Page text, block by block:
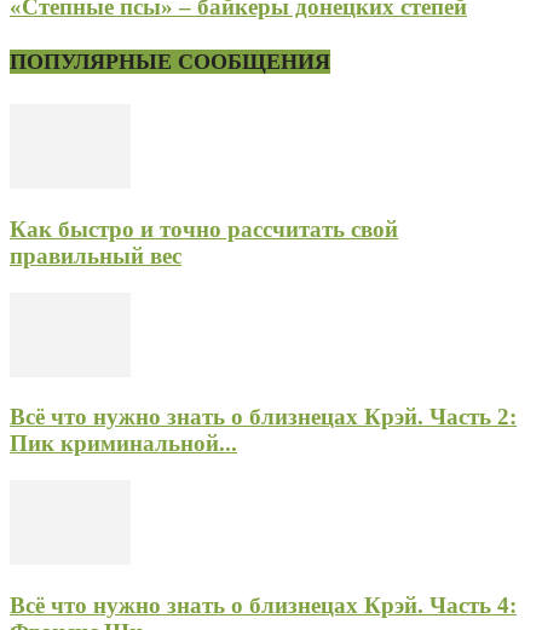
«Степные псы» – байкеры донецких степей
ПОПУЛЯРНЫЕ СООБЩЕНИЯ
Как быстро и точно рассчитать свой
правильный вес
Всё что нужно знать о близнецах Крэй. Часть 2:
Пик криминальной...
Всё что нужно знать о близнецах Крэй. Часть 4: